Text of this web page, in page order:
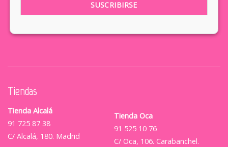
Tiendas
Tienda Alcalá
91 725 87 38
C/ Alcalá, 180. Madrid
Tienda Oca
91 525 10 76
C/ Oca, 106. Carabanchel.